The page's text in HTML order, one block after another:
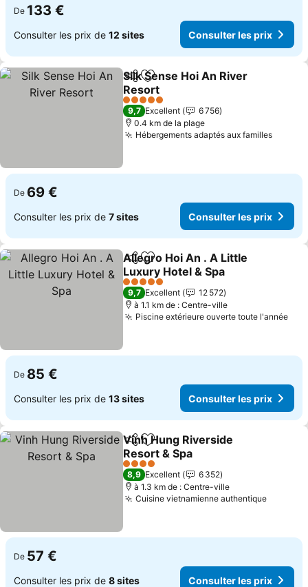
De 133 €
Consulter les prix de 12 sites Consulter les prix
PartagerAjouter à mes favoris
Silk Sense Hoi An River
Resort
5 Étoiles
9,7 Excellent
6 756
0.4 km de la plage
Hébergements adaptés aux familles
De 69 €
Consulter les prix de 7 sites Consulter les prix
PartagerAjouter à mes favoris
Allegro Hoi An . A Little
Luxury Hotel & Spa
5 Étoiles
9,7 Excellent
12 572
à 1.1 km de : Centre-ville
Piscine extérieure ouverte toute l'année
De 85 €
Consulter les prix de 13 sites Consulter les prix
PartagerAjouter à mes favoris
Vinh Hung Riverside
Resort & Spa
4 Étoiles
8,9 Excellent
6 352
à 1.3 km de : Centre-ville
Cuisine vietnamienne authentique
De 57 €
Consulter les prix de 8 sites Consulter les prix